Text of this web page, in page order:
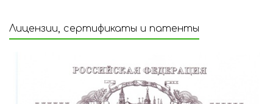
Лицензии, сертификаты и патенты